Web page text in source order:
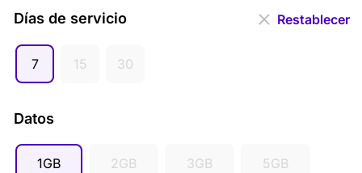
Días de servicio
7 15 30
Datos
1GB 2GB 3GB 5GB
Restablecer